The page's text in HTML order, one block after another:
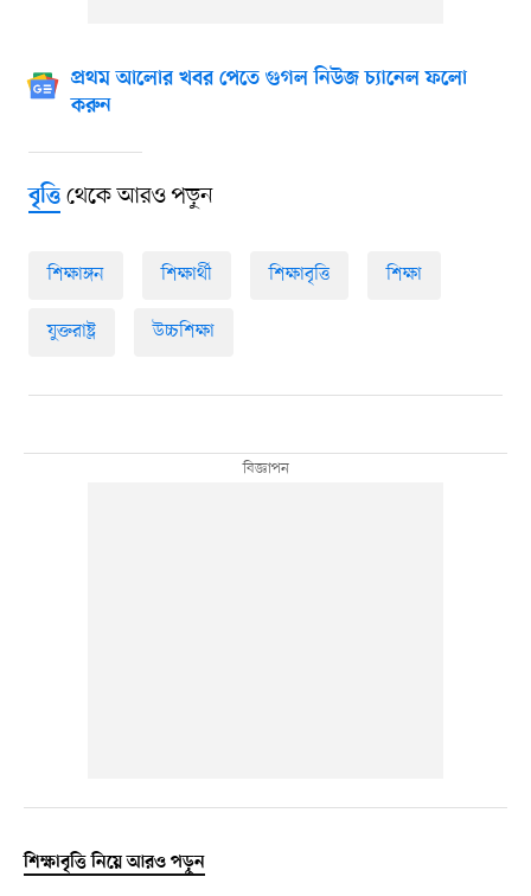
প্রথম আলোর খবর পেতে গুগল নিউজ চ্যানেল ফলো
করুন
বৃত্তিথেকে আরও পড়ুন
শিক্ষাঙ্গন শিক্ষার্থী শিক্ষাবৃত্তি শিক্ষা
যুক্তরাষ্ট্র উচ্চশিক্ষা
শিক্ষাবৃত্তি নিয়ে আরও পড়ুন